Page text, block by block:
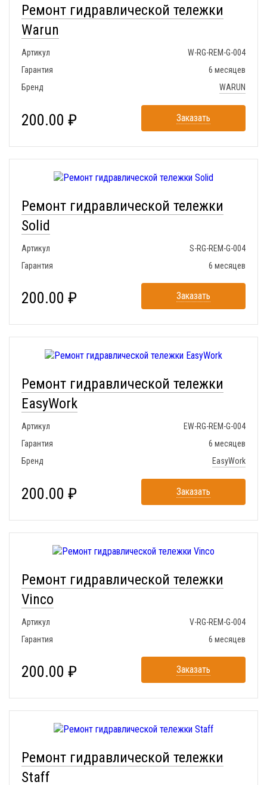
Ремонт гидравлической тележки
Warun
Артикул
W-RG-REM-G-004
Гарантия
6 месяцев
Бренд
WARUN
200.00 ₽ Заказать
Ремонт гидравлической тележки
Solid
Артикул
S-RG-REM-G-004
Гарантия
6 месяцев
200.00 ₽ Заказать
Ремонт гидравлической тележки
EasyWork
Артикул
EW-RG-REM-G-004
Гарантия
6 месяцев
Бренд
EasyWork
200.00 ₽ Заказать
Ремонт гидравлической тележки
Vinco
Артикул
V-RG-REM-G-004
Гарантия
6 месяцев
200.00 ₽ Заказать
Ремонт гидравлической тележки
Staff